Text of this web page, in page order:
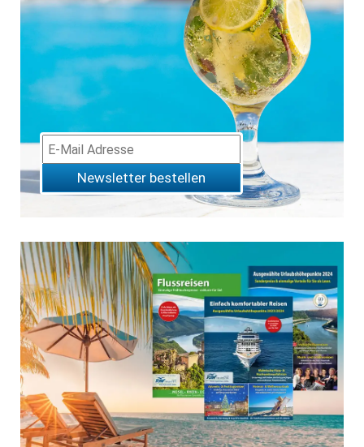
Newsletter bestellen